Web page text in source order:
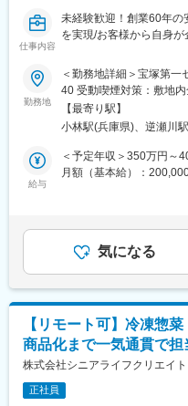
ベーカリーキッチンと低
レートやクリームで仕
品揃えも豊富で、チョコ
ンなど約30種類を販売し
私たちと一緒に「パン」
お届けしませんか。
■求める人物像：
なあなたのご応募をお待
└月８日休（繁忙期は月
取得の実績は14日と実際
す。
・残業ほぼなし（平均
└ほぼ残業がなく、プラ
・産育休の制度も充実し
ても安心して働いていた
仕事内容
未経験歓迎！創業60年の
を実現/お客様から自身
■職務内容：
精肉加工・お弁当・おに
フを募集致します。各種
も携わって頂きます。
■業務詳細：
・原料発注業務
・日報等の作成、在庫管
ゆくゆくは現場のマネジ
を管理していただくこと
■研修制度
入社後製造現場でのOJT
きます。できる範囲から
勤務地
＜勤務地詳細＞宝塚第一
40 受動喫煙対策：敷地
【最寄り駅】
小林駅(兵庫県)、逆瀬川
給与
＜予定年収＞350万円～
月額（基本給）：
分）+決算賞与あり賃金
じて上下する可能性があ
記です。
気になる
【リモート可】冷凍惣
商品化まで一気通貫で
株式会社シニアライフクリエイト
正社員